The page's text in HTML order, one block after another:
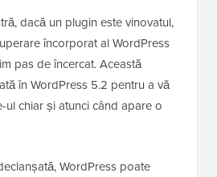
dacă un plugin este vinovatul,
încorporat al WordPress
pas de încercat. Această
în WordPress 5.2 pentru a vă
ul chiar și atunci când apare o
WordPress poate